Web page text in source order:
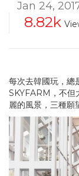
Jan 24,
8.82k
每次去韓國玩，總
SKYFARM，不但
麗的風景，三種願